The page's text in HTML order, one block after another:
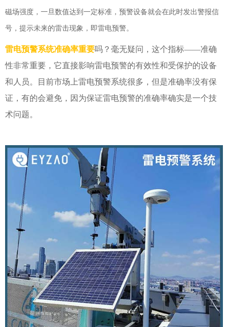
磁场强度，一旦数值达到一定标准，预警设备就会在此时发出警报信
号，提示未来的雷击现象，即雷电预警。
雷电预警系统准确率重要吗？ 毫无疑问，这个指标——准确
性非常重要，它直接影响雷电预警的有效性和受保护的设备
和人员。目前市场上雷电预警系统很多，但是准确率没有保
证，有的会避免，因为保证雷电预警的准确率确实是一个技
术问题。